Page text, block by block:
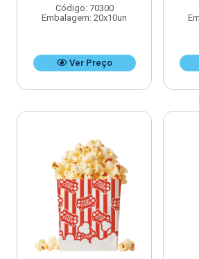
Código: 70300
Embalagem: 20x10un
Ver Preço